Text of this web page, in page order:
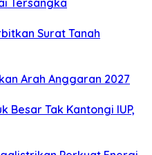
Tersangka
Surat Tanah
Arah Anggaran 2027
Besar Tak Kantongi IUP,